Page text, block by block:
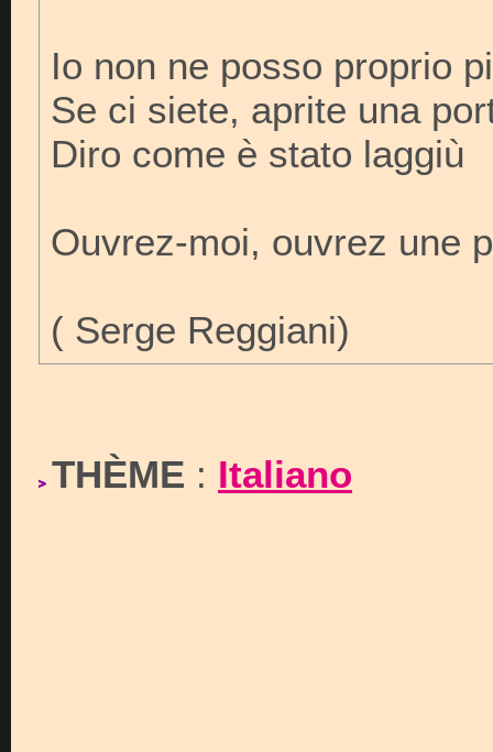
Io non ne posso proprio
Se ci siete, aprite una
Diro come è stato laggiù
Ouvrez-moi, ouvrez une
( Serge Reggiani)
THÈME : Italiano